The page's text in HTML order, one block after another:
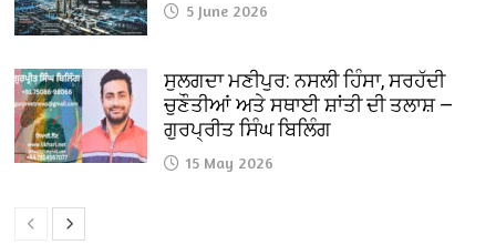
5 June 2026
ਸੁਲਗਦਾ ਮਣੀਪੁਰ: ਨਸਲੀ ਹਿੰਸਾ, ਸਰਹੱਦੀ
ਚੁਣੌਤੀਆਂ ਅਤੇ ਸਥਾਈ ਸ਼ਾਂਤੀ ਦੀ ਤਲਾਸ਼ —
ਗੁਰਪ੍ਰੀਤ ਸਿੰਘ ਬਿਲਿੰਗ
15 May 2026